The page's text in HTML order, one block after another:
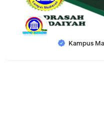
Kampus